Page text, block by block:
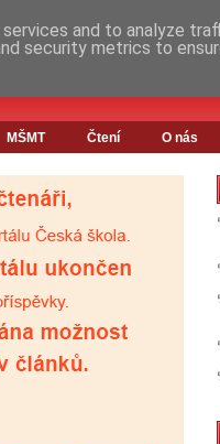
MŠMT Čtení O nás
and to analyze
security metrics to